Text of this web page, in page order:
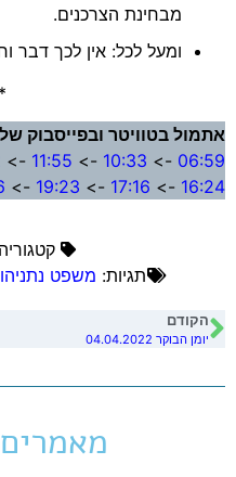
מבחינת הצרכנים.
ומעל לכל: אין לכך דבר
אתמול בטוויטר ובפייסבוק
06:59
->
10:33
->
11:55
->
16:24
->
17:16
->
19:23
->
תגיות: משפט נתניהו
הקודם
יומן הבוקר 04.04.2022